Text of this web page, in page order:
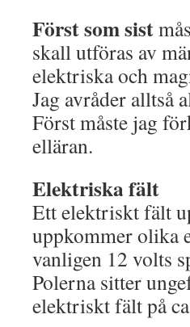
Först som sist
skall utföras av
elektriska och
Jag avråder alltså
Först måste jag
elläran.
Elektriska fält
Ett elektriskt fält
uppkommer olika
vanligen 12 volts
Polerna sitter
elektriskt fält på